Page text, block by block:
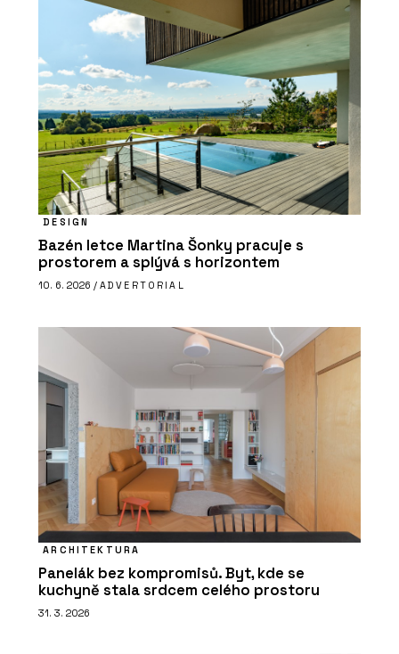
DESIGN
Bazén letce Martina Šonky pracuje s
prostorem a splývá s horizontem
10. 6. 2026 / ADVERTORIAL
ARCHITEKTURA
Panelák bez kompromisů. Byt, kde se
kuchyně stala srdcem celého prostoru
31. 3. 2026